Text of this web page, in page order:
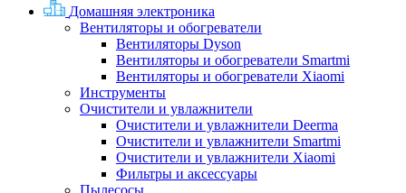
Домашняя электроника
Вентиляторы и обогреватели
Вентиляторы Dyson
Вентиляторы и обогреватели Smartmi
Вентиляторы и обогреватели Xiaomi
Инструменты
Очистители и увлажнители
Очистители и увлажнители Deerma
Очистители и увлажнители Smartmi
Очистители и увлажнители Xiaomi
Фильтры и аксессуары
Пылесосы